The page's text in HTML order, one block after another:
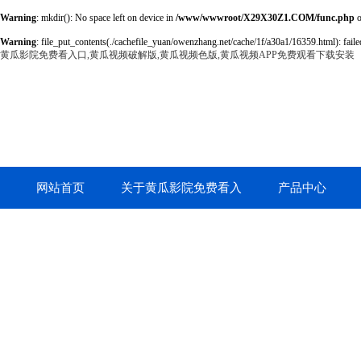
Warning: mkdir(): No space left on device in /www/wwwroot/X29X30Z1.COM/func.php
Warning: file_put_contents(./cachefile_yuan/owenzhang.net/cache/1f/a30a1/16359.html):
黄瓜影院免费看入口,黄瓜视频破解版,黄瓜视频色版,黄瓜视频APP免费观看下载安装
网站首页 关于黄瓜影院免费看入 产品中心